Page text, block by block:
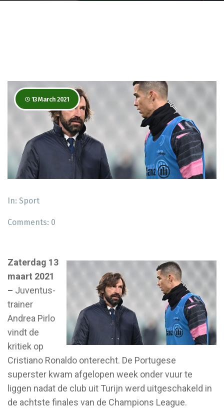
13 March 2021
In: Sport
Comments: 0
Zaterdag 13
maart 2021
– Juventus-
trainer
Andrea Pirlo
vindt de
kritiek op
Cristiano Ronaldo onterecht. De Portugese
superster kwam afgelopen week onder vuur te
liggen nadat de club uit Turijn werd uitgeschakeld in
de achtste finales van de Champions League.